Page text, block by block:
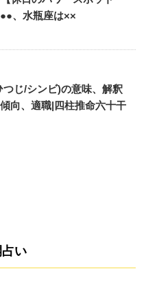
、水瓶座は××
じ/シンビ)の意味、解釈
向、適職|四柱推命六十干
い